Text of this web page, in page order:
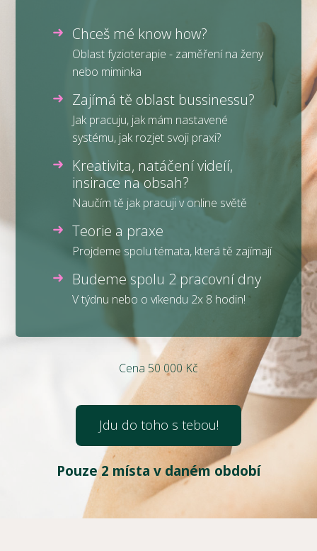
Chceš mé know how?
Oblast fyzioterapie - zaměření na ženy
nebo miminka
Zajímá tě oblast bussinessu?
Jak pracuju, jak mám nastavené
systému, jak rozjet svoji praxi?
Kreativita, natáčení videíí,
insirace na obsah?
Naučím tě jak pracuji v online světě
Teorie a praxe
Projdeme spolu témata, která tě zajímají
Budeme spolu 2 pracovní dny
V týdnu nebo o víkendu 2x 8 hodin!
Cena 50 000 Kč
Jdu do toho s tebou!
Pouze 2 místa v daném období